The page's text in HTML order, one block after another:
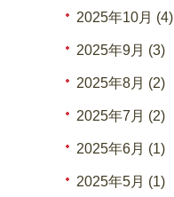
2025年10月 (4)
2025年9月 (3)
2025年8月 (2)
2025年7月 (2)
2025年6月 (1)
2025年5月 (1)